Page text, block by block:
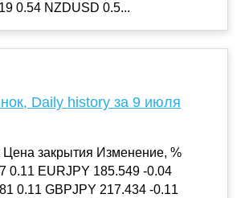
0.54 NZDUSD 0.5...
Daily history за 9 июля
закрытия Изменение, %
0.11 EURJPY 185.549 -0.04
0.11 GBPJPY 217.434 -0.11